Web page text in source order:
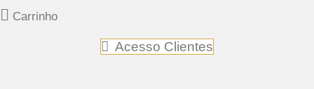
Carrinho
Acesso Clientes